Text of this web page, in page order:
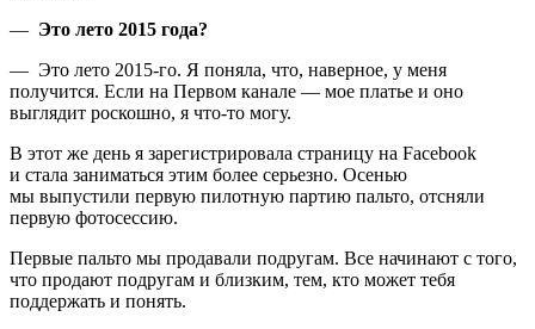
— Это лето 2015 года?
— Это лето 2015-го. Я поняла, что, наверное, у меня
получится. Если на Первом канале — мое платье и оно
выглядит роскошно, я что-то могу.
В этот же день я зарегистрировала страницу на Facebook
и стала заниматься этим более серьезно. Осенью
мы выпустили первую пилотную партию пальто, отсняли
первую фотосессию.
Первые пальто мы продавали подругам. Все начинают с того,
что продают подругам и близким, тем, кто может тебя
поддержать и понять.